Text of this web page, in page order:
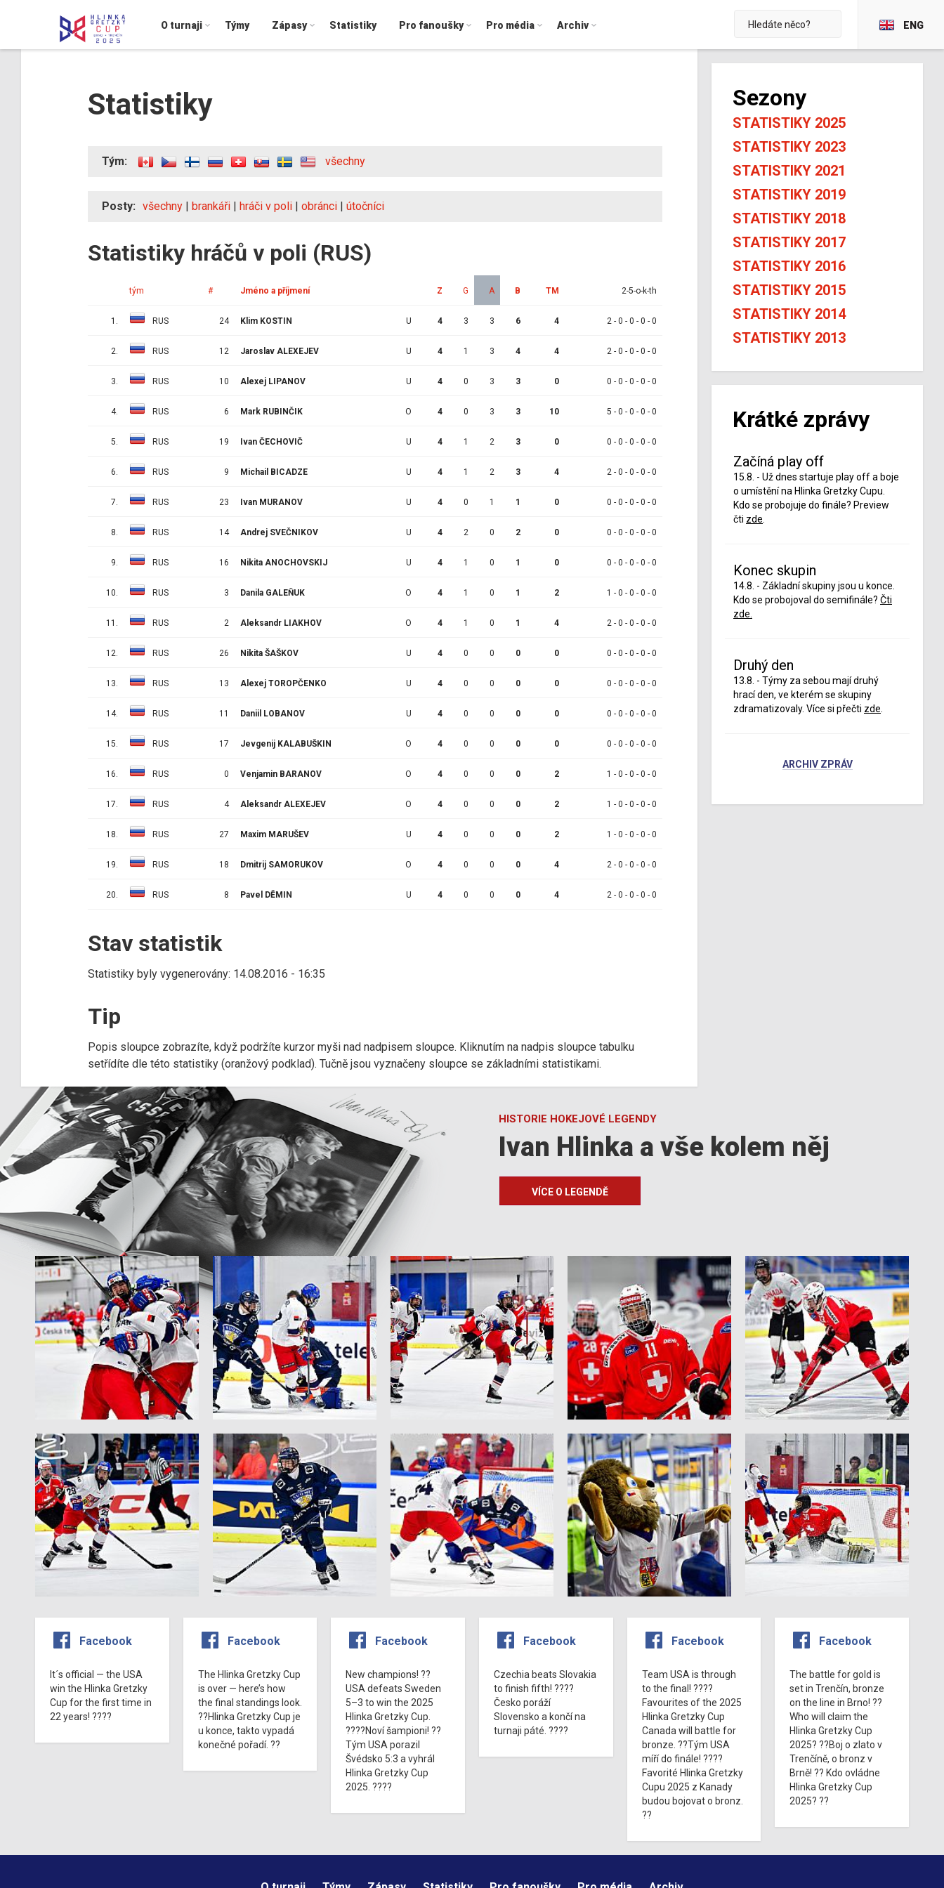
O turnaji Týmy Zápasy Statistiky Pro fanoušky Pro média Archiv ENG
Statistiky
Tým: všechny
Posty: všechny | brankáři | hráči v poli | obránci | útočníci
Statistiky hráčů v poli (RUS)
tým # Jméno a příjmení Z G A B TM 2-5-o-k-th
1. RUS 24 Klim KOSTIN U 4 3 3 6 4 2 - 0 - 0 - 0 - 0
2. RUS 12 Jaroslav ALEXEJEV U 4 1 3 4 4 2 - 0 - 0 - 0 - 0
3. RUS 10 Alexej LIPANOV U 4 0 3 3 0 0 - 0 - 0 - 0 - 0
4. RUS 6 Mark RUBINČIK O 4 0 3 3 10 5 - 0 - 0 - 0 - 0
5. RUS 19 Ivan ČECHOVIČ U 4 1 2 3 0 0 - 0 - 0 - 0 - 0
6. RUS 9 Michail BICADZE U 4 1 2 3 4 2 - 0 - 0 - 0 - 0
7. RUS 23 Ivan MURANOV U 4 0 1 1 0 0 - 0 - 0 - 0 - 0
8. RUS 14 Andrej SVEČNIKOV U 4 2 0 2 0 0 - 0 - 0 - 0 - 0
9. RUS 16 Nikita ANOCHOVSKIJ U 4 1 0 1 0 0 - 0 - 0 - 0 - 0
10. RUS 3 Danila GALEŇUK O 4 1 0 1 2 1 - 0 - 0 - 0 - 0
11. RUS 2 Aleksandr LIAKHOV O 4 1 0 1 4 2 - 0 - 0 - 0 - 0
12. RUS 26 Nikita ŠAŠKOV U 4 0 0 0 0 0 - 0 - 0 - 0 - 0
13. RUS 13 Alexej TOROPČENKO U 4 0 0 0 0 0 - 0 - 0 - 0 - 0
14. RUS 11 Daniil LOBANOV U 4 0 0 0 0 0 - 0 - 0 - 0 - 0
15. RUS 17 Jevgenij KALABUŠKIN O 4 0 0 0 0 0 - 0 - 0 - 0 - 0
16. RUS 0 Venjamin BARANOV O 4 0 0 0 2 1 - 0 - 0 - 0 - 0
17. RUS 4 Aleksandr ALEXEJEV O 4 0 0 0 2 1 - 0 - 0 - 0 - 0
18. RUS 27 Maxim MARUŠEV U 4 0 0 0 2 1 - 0 - 0 - 0 - 0
19. RUS 18 Dmitrij SAMORUKOV O 4 0 0 0 4 2 - 0 - 0 - 0 - 0
20. RUS 8 Pavel DĚMIN U 4 0 0 0 4 2 - 0 - 0 - 0 - 0
Stav statistik
Statistiky byly vygenerovány: 14.08.2016 - 16:35
Tip
Popis sloupce zobrazíte, když podržíte kurzor myši nad nadpisem sloupce. Kliknutím na nadpis sloupce tabulku
setřídíte dle této statistiky (oranžový podklad). Tučně jsou vyznačeny sloupce se základními statistikami.
Sezony
STATISTIKY 2025
STATISTIKY 2023
STATISTIKY 2021
STATISTIKY 2019
STATISTIKY 2018
STATISTIKY 2017
STATISTIKY 2016
STATISTIKY 2015
STATISTIKY 2014
STATISTIKY 2013
Krátké zprávy
Začíná play off
15.8. - Už dnes startuje play off a boje
o umístění na Hlinka Gretzky Cupu.
Kdo se probojuje do finále? Preview
čti zde
Konec skupin
14.8. - Základní skupiny jsou u konce.
Kdo se probojoval do semifinále? Čti
zde.
Druhý den
13.8. - Týmy za sebou mají druhý
hrací den, ve kterém se skupiny
zdramatizovaly. Více si přečti zde
ARCHIV ZPRÁV
HISTORIE HOKEJOVÉ LEGENDY
Ivan Hlinka a vše kolem něj
VÍCE O LEGENDĚ
Facebook
It´s official — the USA
win the Hlinka Gretzky
Cup for the first time in
22 years! ????
Facebook
The Hlinka Gretzky Cup
is over — here’s how
the final standings look.
??Hlinka Gretzky Cup je
u konce, takto vypadá
konečné pořadí. ??
Facebook
New champions! ??
USA defeats Sweden
5–3 to win the 2025
Hlinka Gretzky Cup.
????Noví šampioni! ??
Tým USA porazil
Švédsko 5:3 a vyhrál
Hlinka Gretzky Cup
2025. ????
Facebook
Czechia beats Slovakia
to finish fifth! ????
Česko poráží
Slovensko a končí na
turnaji páté. ????
Facebook
Team USA is through
to the final! ????
Favourites of the 2025
Hlinka Gretzky Cup
Canada will battle for
bronze. ??Tým USA
míří do finále! ????
Favorité Hlinka Gretzky
Cupu 2025 z Kanady
budou bojovat o bronz.
??
Facebook
The battle for gold is
set in Trenčín, bronze
on the line in Brno! ??
Who will claim the
Hlinka Gretzky Cup
2025? ??Boj o zlato v
Trenčíně, o bronz v
Brně! ?? Kdo ovládne
Hlinka Gretzky Cup
2025? ??